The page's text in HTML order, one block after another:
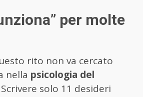
per molte
rito non va cercato
nella psicologia del
Scrivere solo 11 desideri